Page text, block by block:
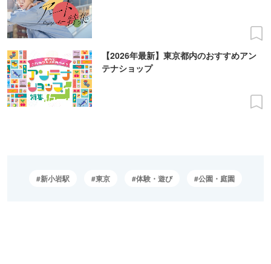
【2026年最新】東京都内のおすすめアン
テナショップ
新小岩駅 東京 体験・遊び 公園・庭園